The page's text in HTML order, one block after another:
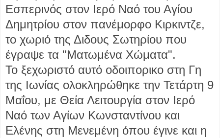
Εσπερινός στον Ιερό Ναό του Αγίου
Δημητρίου στον πανέμορφο Κιρκιντζε,
το χωριό της Διδους Σωτηρίου που
έγραψε τα "Ματωμένα Χώματα".
Το ξεχωριστό αυτό οδοιπορικο στη Γη
της Ιωνίας ολοκληρώθηκε την Τετάρτη 9
Μαΐου, με Θεία Λειτουργία στον Ιερό
Ναό των Αγίων Κωνσταντίνου και
Ελένης στη Μενεμένη όπου έγινε και η